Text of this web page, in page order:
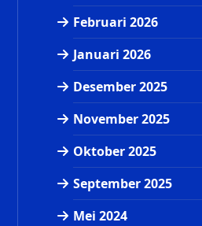
Februari 2026
Januari 2026
Desember 2025
November 2025
Oktober 2025
September 2025
Mei 2024